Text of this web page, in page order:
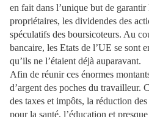
en fait dans l’unique but de garantir
propriétaires, les dividendes des
spéculatifs des boursicoteurs. Au
bancaire, les Etats de l’UE se sont
qu’ils ne l’étaient déjà auparavant.
Afin de réunir ces énormes
d’argent des poches du travailleur.
des taxes et impôts, la réduction
pour la santé, l’éducation et